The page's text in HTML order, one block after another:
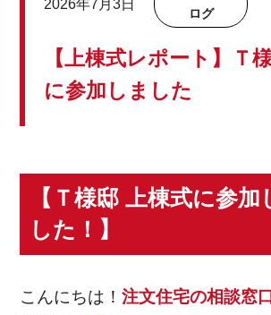
2026年7月3日
ログ
【上棟式レポート】Ｔ
に参加しました
【Ｔ様邸 上棟式に参加
した！】
こんにちは！注文住宅の相談窓